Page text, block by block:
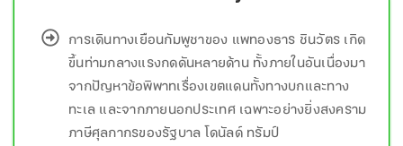
การเดินทางเยือนกัมพูชาของ แพทองธาร ชินวัตร เกิด
ขึ้นท่ามกลางแรงกดดันหลายด้าน ทั้งภายในอันเนื่องมา
จากปัญหาข้อพิพาทเรื่องเขตแดนทั้งทางบกและทาง
ทะเล และจากภายนอกประเทศ เฉพาะอย่างยิ่งสงคราม
ภาษีศุลกากรของรัฐบาล โดนัลด์ ทรัมป์